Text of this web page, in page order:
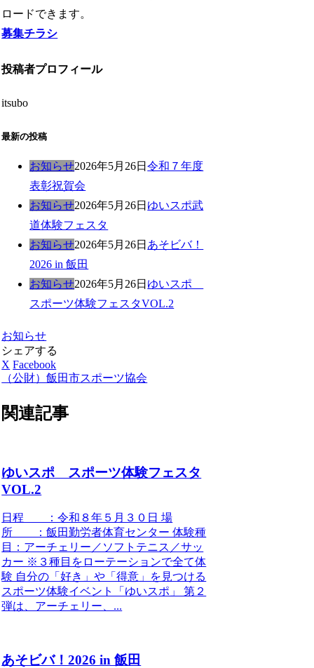
ロードできます。
募集チラシ
投稿者プロフィール
itsubo
最新の投稿
お知らせ2026年5月26日令和７年度
表彰祝賀会
お知らせ2026年5月26日 ゆいスポ武
道体験フェスタ
お知らせ2026年5月26日 あそビバ！
2026 in 飯田
お知らせ2026年5月26日 ゆいスポ
スポーツ体験フェスタVOL.2
お知らせ
シェアする
X Facebook
（公財）飯田市スポーツ協会
関連記事
ゆいスポ スポーツ体験フェスタ
VOL.2
日程 ：令和８年５月３０日 場
所 ：飯田勤労者体育センター 体験種
目：アーチェリー／ソフトテニス／サッ
カー ※３種目をローテーションで全て体
験 自分の「好き」や「得意」を見つける
スポーツ体験イベント「ゆいスポ」 第２
弾は、アーチェリー、...
あそビバ！2026 in 飯田